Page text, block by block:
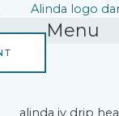
Menu